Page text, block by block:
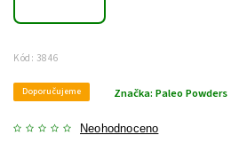
Kód: 3846
Doporučujeme
Neohodnoceno
Značka: Paleo Powders